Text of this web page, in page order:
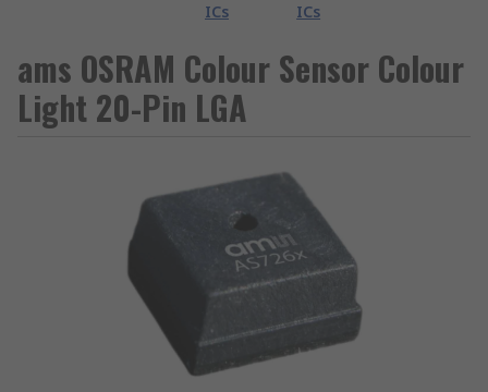
ICs
ICs
ams OSRAM Colour Sensor Colour
Light 20-Pin LGA